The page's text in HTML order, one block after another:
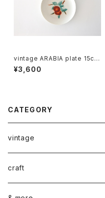
vintage ARABIA plate 15cm
/ オールドアラビア パン皿 15c
m
¥3,600
CATEGORY
vintage
ceramics
ARABIA
craft